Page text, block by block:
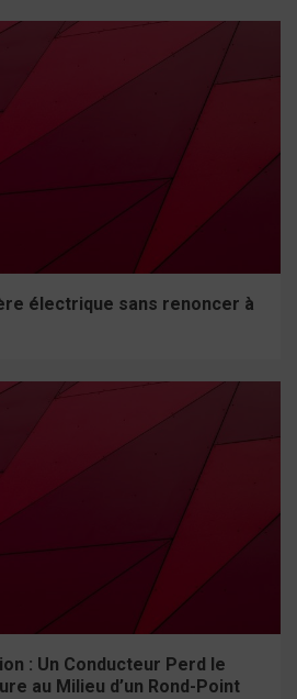
électrique sans renoncer à
: Un Conducteur Perd le
au Milieu d’un Rond-Point